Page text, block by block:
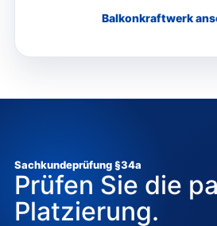
Balkonkraftwerk
Sachkundeprüfung §34a
Prüfen Sie die
Platzierung.